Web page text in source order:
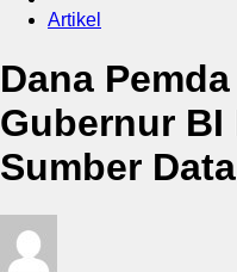
Artikel
Dana
Gubernur BI
Sumber